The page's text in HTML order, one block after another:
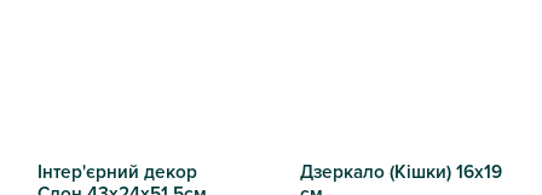
Інтер'єрний декор
Дзеркало (Кішки) 16х19